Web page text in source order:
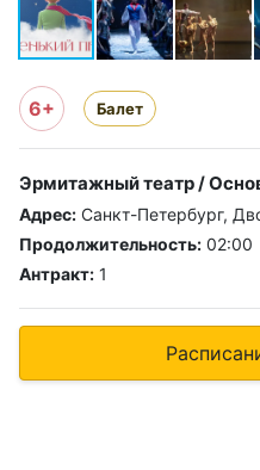
6+ Балет
Эрмитажный театр /
Адрес: Санкт-Петербург,
Продолжительность: 02:00
Антракт: 1